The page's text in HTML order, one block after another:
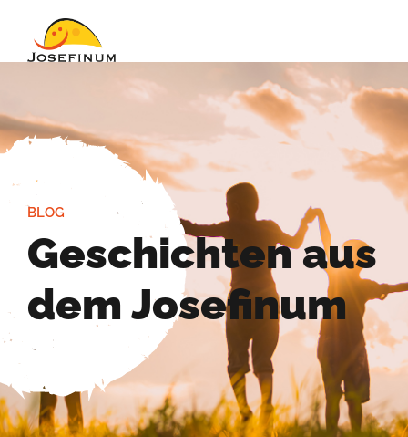
BLOG
Geschichten aus
dem Josefinum